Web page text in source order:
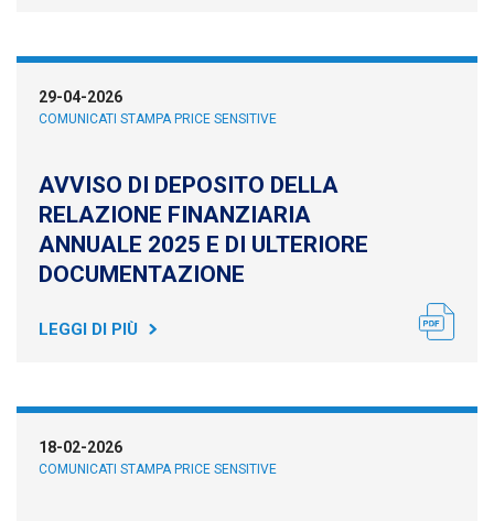
29-04-2026
COMUNICATI STAMPA PRICE SENSITIVE
AVVISO DI DEPOSITO DELLA
RELAZIONE FINANZIARIA
ANNUALE 2025 E DI ULTERIORE
DOCUMENTAZIONE
LEGGI DI PIÙ
18-02-2026
COMUNICATI STAMPA PRICE SENSITIVE